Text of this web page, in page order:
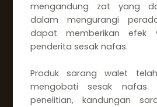
mengandung zat yang
dalam mengurangi
dapat memberikan efek
penderita sesak nafas.
Produk sarang walet
mengobati sesak nafas.
penelitian, kandungan